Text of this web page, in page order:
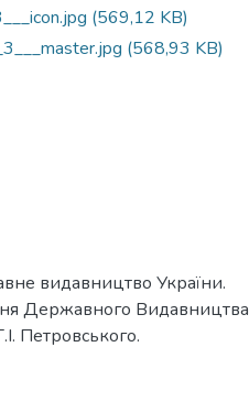
(569,12 KB)
(568,93 KB)
видавництво України.
Державного Видавництва
Петровського.